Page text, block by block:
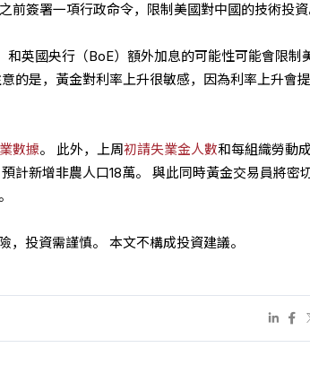
簽署一項行政命令，限制美國對中國的技術投資
和英國央行（BoE）額外加息的可能性可能會限制
的是，黃金對利率上升很敏感，因為利率上升會
數據。 此外，上周初請失業金人數和每組織勞動
計新增非農人口18萬。 與此同時黃金交易員將密
投資需謹慎。 本文不構成投資建議。